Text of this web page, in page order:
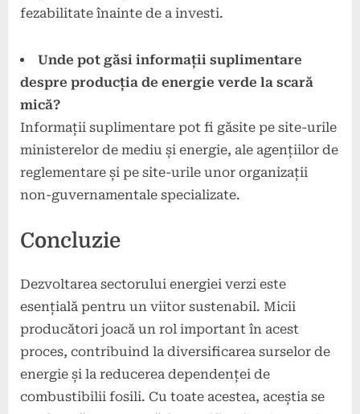
fezabilitate înainte de a investi.
Unde pot găsi informații suplimentare
despre producția de energie verde la scară
mică?
Informații suplimentare pot fi găsite pe site-urile
ministerelor de mediu și energie, ale agențiilor de
reglementare și pe site-urile unor organizații
non-guvernamentale specializate.
Concluzie
Dezvoltarea sectorului energiei verzi este
esențială pentru un viitor sustenabil. Micii
producători joacă un rol important în acest
proces, contribuind la diversificarea surselor de
energie și la reducerea dependenței de
combustibilii fosili. Cu toate acestea, aceștia se